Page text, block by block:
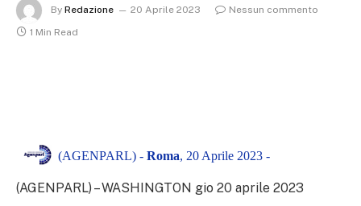
By Redazione 20 Aprile 2023
Nessun commento
1 Min Read
(AGENPARL) - Roma, 20 Aprile 2023 -
(AGENPARL) – WASHINGTON gio 20 aprile 2023